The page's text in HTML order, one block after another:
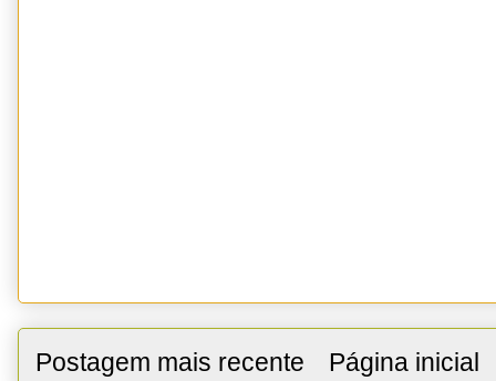
Postagem mais recente Página inicial